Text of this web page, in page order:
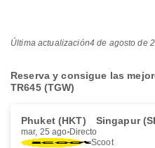
Última actualización4 de agosto de
Reserva y consigue las
TR645 (TGW)
Phuket (HKT) Singapur
mar, 25 ago Directo
Scoot